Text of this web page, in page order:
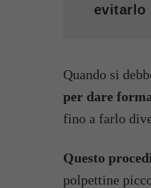
evitarlo
Quando si
per dare
fino a farlo
Questo
polpettine